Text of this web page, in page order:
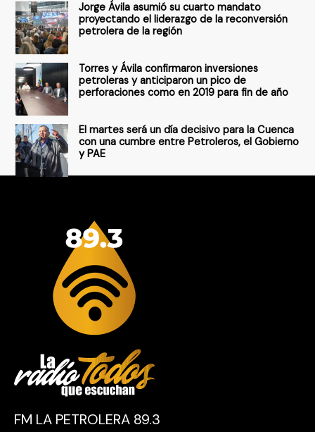
:
Jorge Ávila asumió su cuarto mandato
proyectando el liderazgo de la reconversión
petrolera de la región
Torres y Ávila confirmaron inversiones
petroleras y anticiparon un pico de
perforaciones como en 2019 para fin de año
El martes será un día decisivo para la Cuenca
con una cumbre entre Petroleros, el Gobierno
y PAE
FM LA PETROLERA 89.3